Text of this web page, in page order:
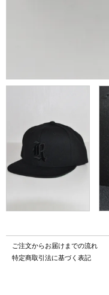
ご注文からお届けまでの流れ
特定商取引法に基づく表記